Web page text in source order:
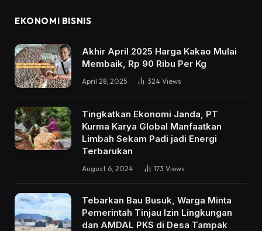
EKONOMI BISNIS
Akhir April 2025 Harga Kakao Mulai
Membaik, Rp 90 Ribu Per Kg
April 28, 2025 324 Views
Tingkatkan Ekonomi Janda, PT
Kurma Karya Global Manfaatkan
Limbah Sekam Padi jadi Energi
Terbarukan
August 6, 2024 173 Views
Tebarkan Bau Busuk, Warga Minta
Pemerintah Tinjau Izin Lingkungan
dan AMDAL PKS di Desa Tampak